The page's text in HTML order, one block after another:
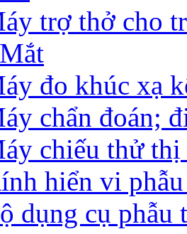
trợ thở cho
đo khúc xạ
chẩn đoán;
chiếu thử
hiển vi
dụng cụ phẫu